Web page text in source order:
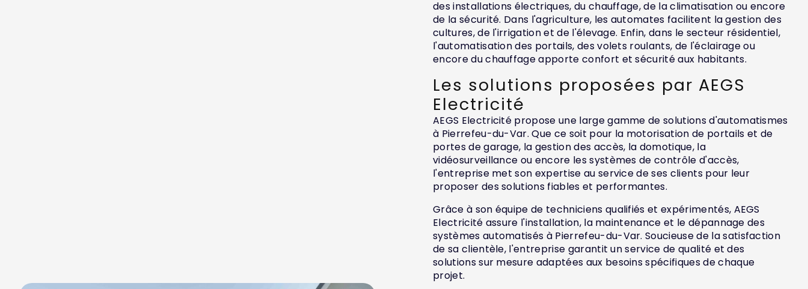
des installations électriques, du chauffage, de la climatisation ou encore
de la sécurité. Dans l'agriculture, les automates facilitent la gestion des
cultures, de l'irrigation et de l'élevage. Enfin, dans le secteur résidentiel,
l'automatisation des portails, des volets roulants, de l'éclairage ou
encore du chauffage apporte confort et sécurité aux habitants.
Les solutions proposées par AEGS
Electricité
AEGS Electricité propose une large gamme de solutions d'automatismes
à Pierrefeu-du-Var. Que ce soit pour la motorisation de portails et de
portes de garage, la gestion des accès, la domotique, la
vidéosurveillance ou encore les systèmes de contrôle d'accès,
l'entreprise met son expertise au service de ses clients pour leur
proposer des solutions fiables et performantes.
Grâce à son équipe de techniciens qualifiés et expérimentés, AEGS
Electricité assure l'installation, la maintenance et le dépannage des
systèmes automatisés à Pierrefeu-du-Var. Soucieuse de la satisfaction
de sa clientèle, l'entreprise garantit un service de qualité et des
solutions sur mesure adaptées aux besoins spécifiques de chaque
projet.